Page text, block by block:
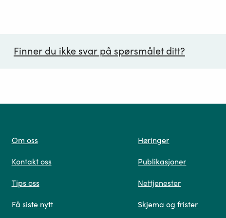
Finner du ikke svar på spørsmålet ditt?
oss
Om oss
Kontakt oss
Tips oss
Få siste nytt
Høringer
Publikasjoner
Nettjenester
Skjema og frister